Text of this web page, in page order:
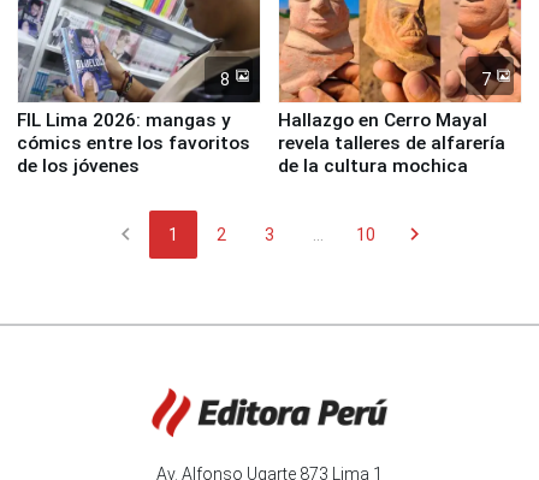
8
FIL Lima 2026: mangas y
cómics entre los favoritos
de los jóvenes
7
Hallazgo en Cerro Mayal
revela talleres de alfarería
de la cultura mochica
chevron_left 1 2 3 10 chevron_right
Av. Alfonso Ugarte 873 Lima 1